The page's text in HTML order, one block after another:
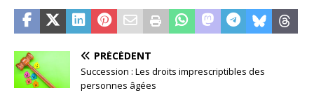
PRÉCÉDENT
Succession : Les droits imprescriptibles des
personnes âgées